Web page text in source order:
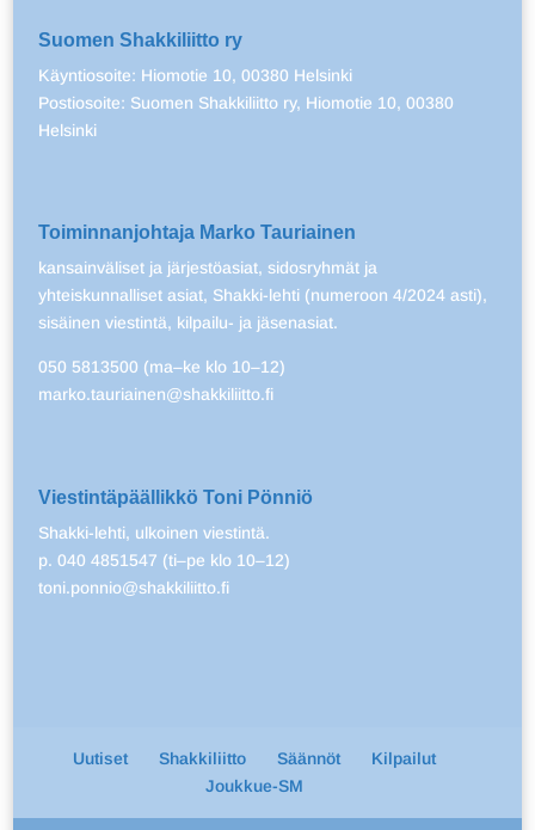
Suomen Shakkiliitto ry
Käyntiosoite: Hiomotie 10, 00380 Helsinki
Postiosoite: Suomen Shakkiliitto ry, Hiomotie 10, 00380
Helsinki
Toiminnanjohtaja Marko Tauriainen
kansainväliset ja järjestöasiat, sidosryhmät ja
yhteiskunnalliset asiat, Shakki-lehti (numeroon 4/2024 asti),
sisäinen viestintä, kilpailu- ja jäsenasiat.
050 5813500 (ma–ke klo 10–12)
marko.tauriainen@shakkiliitto.fi
Viestintäpäällikkö Toni Pönniö
Shakki-lehti, ulkoinen viestintä.
p. 040 4851547 (ti–pe klo 10–12)
toni.ponnio@shakkiliitto.fi
Uutiset Shakkiliitto Säännöt
Kilpailut
Joukkue-SM